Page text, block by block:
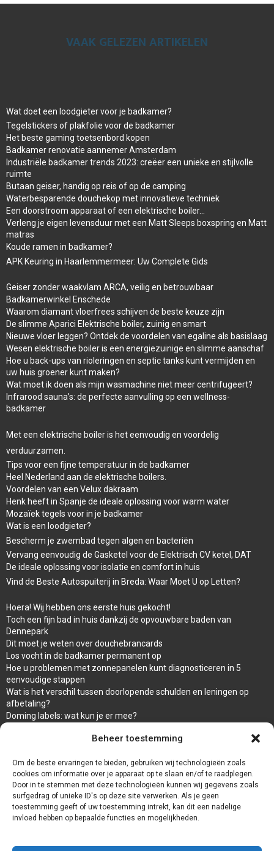
Beheer toestemming
Om de beste ervaringen te bieden, gebruiken wij technologieën zoals
cookies om informatie over je apparaat op te slaan en/of te raadplegen.
Door in te stemmen met deze technologieën kunnen wij gegevens zoals
surfgedrag of unieke ID's op deze site verwerken. Als je geen
toestemming geeft of uw toestemming intrekt, kan dit een nadelige
invloed hebben op bepaalde functies en mogelijkheden.
VAAK GELEZEN ARTIKELEN
Wat doet een loodgieter voor je badkamer?
Tegelstickers of plakfolie voor de badkamer
Het beste gaming toetsenbord kopen
Badkamer renovatie aannemer Amsterdam
Industriële badkamer trends 2023: creëer een unieke en stijlvolle
ruimte
Butaan geiser, handig op reis of op de camping
Waterbesparende douchekop met innovatieve techniek
Een doorstroom apparaat of een elektrische boiler…
Verleng je eigen levensduur met een Matt Sleeps boxspring en Matt
matras
Koude ramen in badkamer?
APK Keuring in Haarlemmermeer: Uw Complete Gids
Geiser zonder waakvlam ARCA, veilig en betrouwbaar
Badkamerwinkel Enschede
Waarom diamant vloerfrees schijven de beste keuze zijn
De slimme Aparici Elektrische boiler, zuinig en smart
Nieuwe vloer leggen? Ontdek de voordelen van egaline als basislaag
Wesen elektrische boiler is een energiezuinige en slimme aanschaf
Hoe u back-ups van rioleringen en septic tanks kunt vermijden en
uw huis groener kunt maken?
Wat moet ik doen als mijn wasmachine niet meer centrifugeert?
Infrarood sauna’s: de perfecte aanvulling op een wellness-
badkamer
Met een elektrische boiler is het eenvoudig en voordelig
verduurzamen.
Tips voor een fijne temperatuur in de badkamer
Heel Nederland aan de elektrische boilers.
Voordelen van een Velux dakraam
Henk heeft in Spanje de ideale oplossing voor warm water
Mozaïek tegels voor in je badkamer
Wat is een loodgieter?
Bescherm je zwembad tegen algen en bacteriën
Vervang eenvoudig de Gasketel voor de Elektrisch CV ketel, DAT
De ideale oplossing voor isolatie en comfort in huis
Vind de Beste Autospuiterij in Breda: Waar Moet U op Letten?
Hoera! Wij hebben ons eerste huis gekocht!
Toch een fijn bad in huis dankzij de opvouwbare baden van
Dennepark
Dit moet je weten over douchebrancards
Los vocht in de badkamer permanent op
Hoe u problemen met zonnepanelen kunt diagnosticeren in 5
eenvoudige stappen
Wat is het verschil tussen doorlopende schulden en leningen op
afbetaling?
Doming labels: wat kun je er mee?
waar koop ik een wc bril